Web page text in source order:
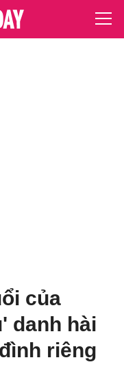
của
danh hài
riêng